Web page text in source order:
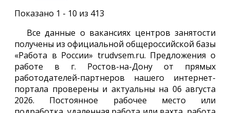
Показано 1 - 10 из 413
Все данные о вакансиях центров занятости
получены из официальной общероссийской базы
«Работа в России» trudvsem.ru. Предложения о
работе в г. Ростов-на-Дону от прямых
работодателей-партнеров нашего интернет-
портала проверены и актуальны на 06 августа
2026. Постоянное рабочее место или